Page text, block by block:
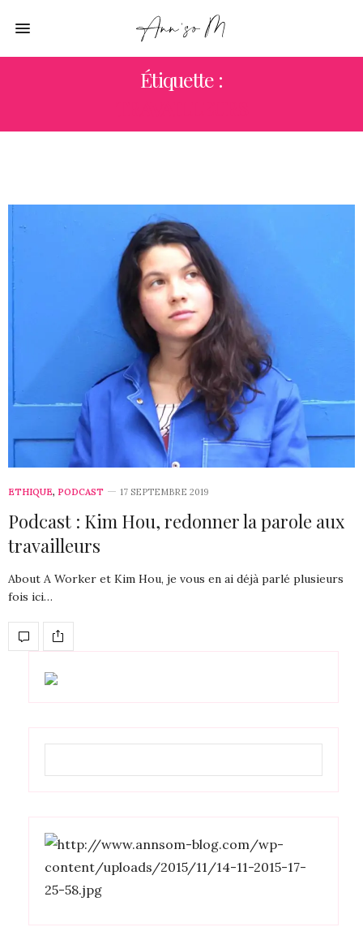
Étiquette :
ETHIQUE, PODCAST 17 SEPTEMBRE 2019
Podcast : Kim Hou, redonner la parole aux
travailleurs
About A Worker et Kim Hou, je vous en ai déjà parlé plusieurs
fois ici…